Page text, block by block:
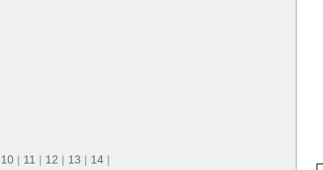
10 | 11 | 12 | 13 | 14 |